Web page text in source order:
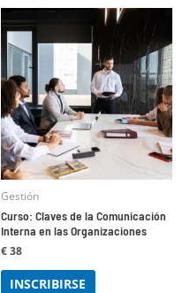
Gestión
Curso: Claves de la Comunicación
Interna en las Organizaciones
€38
INSCRIBIRSE